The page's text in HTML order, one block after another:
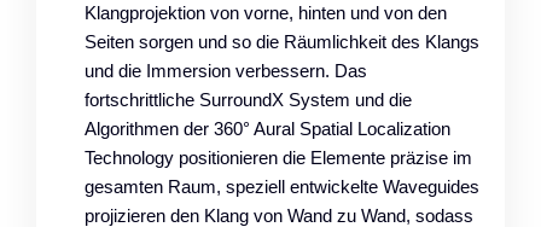
Klangprojektion von vorne, hinten und von den
Seiten sorgen und so die Räumlichkeit des Klangs
und die Immersion verbessern. Das
fortschrittliche SurroundX System und die
Algorithmen der 360° Aural Spatial Localization
Technology positionieren die Elemente präzise im
gesamten Raum, speziell entwickelte Waveguides
projizieren den Klang von Wand zu Wand, sodass